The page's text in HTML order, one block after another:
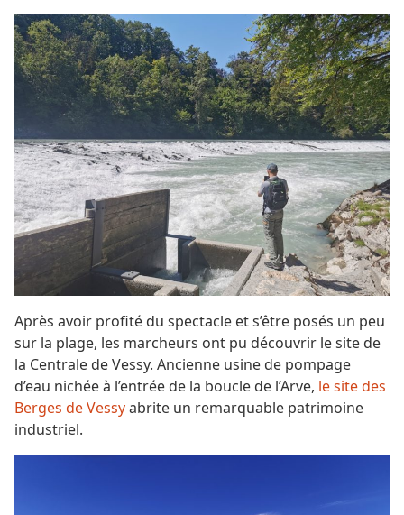
Après avoir profité du spectacle et s’être posés un peu
sur la plage, les marcheurs ont pu découvrir le site de
la Centrale de Vessy. Ancienne usine de pompage
d’eau nichée à l’entrée de la boucle de l’Arve, le site des
Berges de Vessyabrite un remarquable patrimoine
industriel.